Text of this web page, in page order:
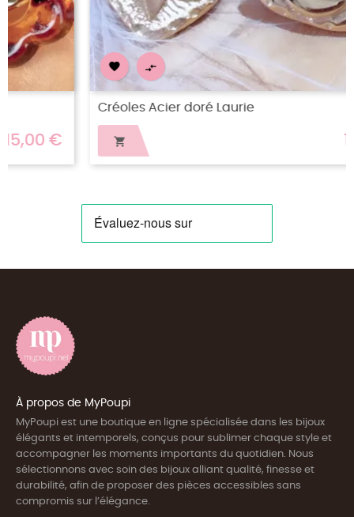

Créoles Acier doré Laurie

À propos de MyPoupi
MyPoupi est une boutique en ligne spécialisée dans les bijoux
élégants et intemporels, conçus pour sublimer chaque style et
accompagner les moments importants du quotidien. Nous
sélectionnons avec soin des bijoux alliant qualité, finesse et
durabilité, afin de proposer des pièces accessibles sans
compromis sur l’élégance.